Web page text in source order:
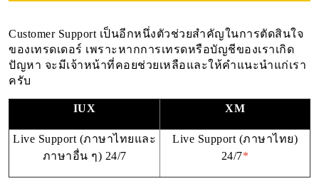
Customer Support เป็นอีกหนึ่งตัวช่วยสำคัญในการตัดสินใจ
ของเทรดเดอร์ เพราะหากการเทรดหรือบัญชีของเราเกิด
ปัญหา จะมีเจ้าหน้าที่คอยช่วยเหลือและให้คำแนะนำแก่เรา
ครับ
IUX XM
Live Support (ภาษาไทยและ
ภาษาอื่น ๆ) 24/7
Live Support (ภาษาไทย)
24/7*